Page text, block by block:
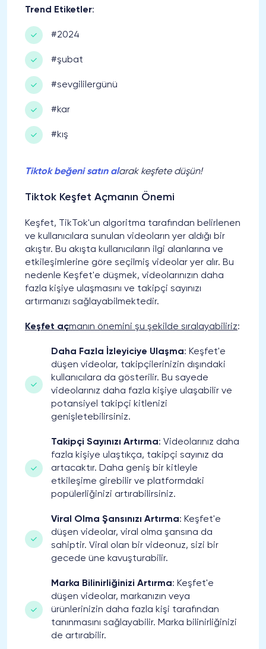
Trend Etiketler:
#2024
#şubat
#sevgililergünü
#kar
#kış
Tiktok beğeni satın alarak keşfete düşün!
Tiktok Keşfet Açmanın Önemi
Keşfet, TikTok'un algoritma tarafından belirlenen
ve kullanıcılara sunulan videoların yer aldığı bir
akıştır. Bu akışta kullanıcıların ilgi alanlarına ve
etkileşimlerine göre seçilmiş videolar yer alır. Bu
nedenle Keşfet'e düşmek, videolarınızın daha
fazla kişiye ulaşmasını ve takipçi sayınızı
artırmanızı sağlayabilmektedir.
Keşfet açmanın önemini şu şekilde sıralayabiliriz:
Daha Fazla İzleyiciye Ulaşma: Keşfet'e
düşen videolar, takipçilerinizin dışındaki
kullanıcılara da gösterilir. Bu sayede
videolarınız daha fazla kişiye ulaşabilir ve
potansiyel takipçi kitlenizi
genişletebilirsiniz.
Takipçi Sayınızı Artırma: Videolarınız daha
fazla kişiye ulaştıkça, takipçi sayınız da
artacaktır. Daha geniş bir kitleyle
etkileşime girebilir ve platformdaki
popülerliğinizi artırabilirsiniz.
Viral Olma Şansınızı Artırma: Keşfet'e
düşen videolar, viral olma şansına da
sahiptir. Viral olan bir videonuz, sizi bir
gecede üne kavuşturabilir.
Marka Bilinirliğinizi Artırma: Keşfet'e
düşen videolar, markanızın veya
ürünlerinizin daha fazla kişi tarafından
tanınmasını sağlayabilir. Marka bilinirliğinizi
de artırabilir.